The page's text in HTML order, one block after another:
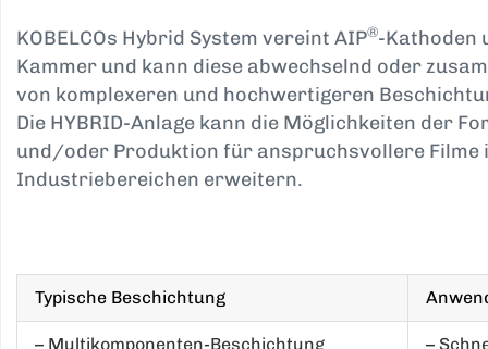
KOBELCOs Hybrid System vereint AIP®-Kathoden
Kammer und kann diese abwechselnd oder
von komplexeren und hochwertigeren
Die HYBRID-Anlage kann die Möglichkeiten der
und/oder Produktion für anspruchsvollere Filme
Industriebereichen erweitern.
Typische Beschichtung
– Multikomponenten-Beschichtung
–